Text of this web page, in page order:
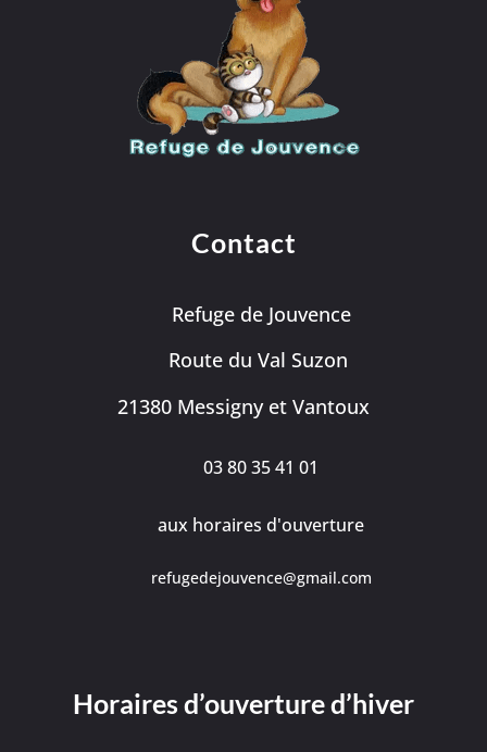
Contact
Refuge de Jouvence
Route du Val Suzon
21380 Messigny et Vantoux
03 80 35 41 01
aux horaires d'ouverture
refugedejouvence@gmail.com
Horaires d’ouverture d’hiver